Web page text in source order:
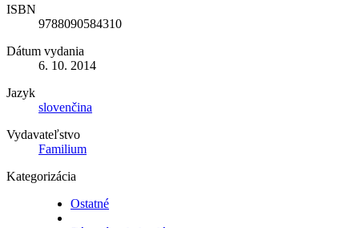
ISBN
9788090584310
Dátum vydania
6. 10. 2014
Jazyk
slovenčina
Vydavateľstvo
Familium
Kategorizácia
Ostatné